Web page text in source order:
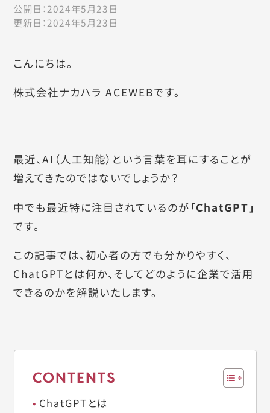
公開日：2024年5月23日
更新日：2024年5月23日
こんにちは。
株式会社ナカハラ ACEWEBです。
最近、AI（人工知能）という言葉を耳にすることが
増えてきたのではないでしょうか？
中でも最近特に注目されているのが 「ChatGPT」
です。
この記事では、初心者の方でも分かりやすく、
ChatGPTとは何か、そしてどのように企業で活用
できるのかを解説いたします。
CONTENTS
ChatGPTとは